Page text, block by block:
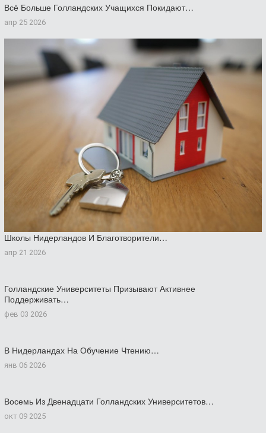
Всё Больше Голландских Учащихся Покидают…
апр 25 2026
Школы Нидерландов И Благотворители…
апр 21 2026
Голландские Университеты Призывают Активнее
Поддерживать…
фев 03 2026
В Нидерландах На Обучение Чтению…
янв 06 2026
Восемь Из Двенадцати Голландских Университетов…
окт 09 2025